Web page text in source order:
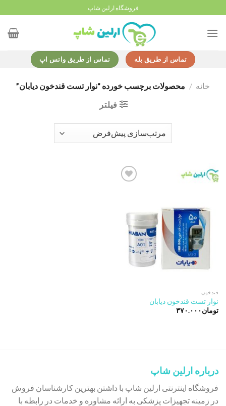
to
content
فروشگاه ارلین شاپ
تماس از طریق بله تماس از طریق واتس اپ
خانه / محصولات برچسب خورده “نوار تست قندخون دیابان”
فیلتر
wishlist
قندخون
نوار تست قندخون دیابان
تومان ۳۷۰.۰۰۰
درباره ارلین شاپ
فروشگاه اینترنتی ارلین شاپ با داشتن بهترین کارشناسان فروش
در زمینه تجهیزات پزشکی به ارائه مشاوره و خدمات در رابطه با